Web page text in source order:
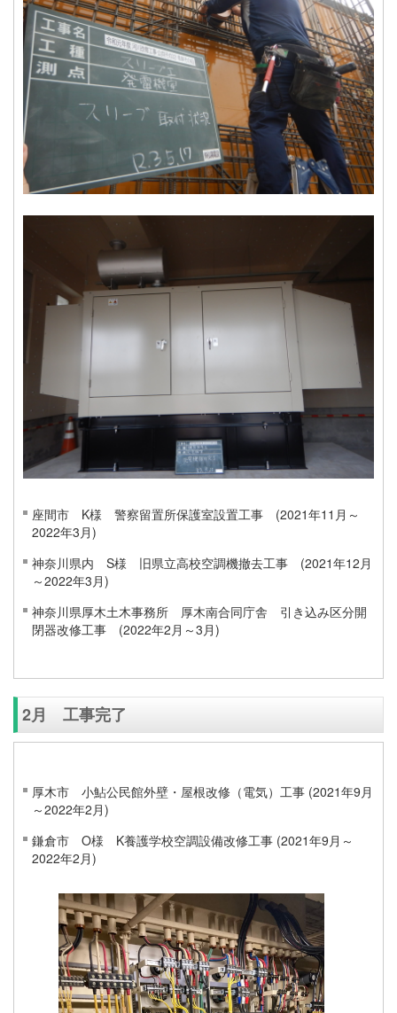
座間市 K様 警察留置所保護室設置工事 (2021年11月～
2022年3月)
神奈川県内 S様 旧県立高校空調機撤去工事 (2021年12月
～2022年3月)
神奈川県厚木土木事務所 厚木南合同庁舎 引き込み区分開
閉器改修工事 (2022年2月～3月)
2月 工事完了
厚木市 小鮎公民館外壁・屋根改修（電気）工事 (2021年9月
～2022年2月)
鎌倉市 O様 K養護学校空調設備改修工事 (2021年9月～
2022年2月)